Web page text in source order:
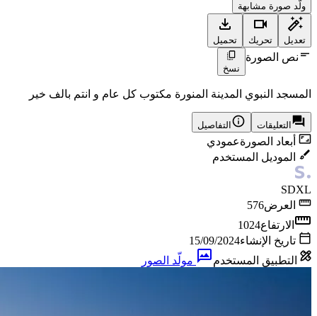
ولّد صورة مشابهة
تعديل تحريك تحميل
نص الصورة
نسخ
المسجد النبوي المدينة المنورة مكتوب كل عام و انتم بالف خير
التعليقات التفاصيل
أبعاد الصورةعمودي
الموديل المستخدم
SDXL
العرض576
الارتفاع1024
تاريخ الإنشاء15/09/2024
التطبيق المستخدم
مولّد الصور